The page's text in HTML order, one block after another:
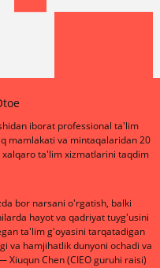
iborat professional ta'lim
mamlakati va mintaqalaridan 20
ta'lim xizmatlarini taqdim
bor narsani o'rgatish, balki
hayot va qadriyat tuyg'usini
ta'lim g'oyasini tarqatadigan
va hamjihatlik dunyoni ochadi va
Chen (CIEO guruhi raisi)